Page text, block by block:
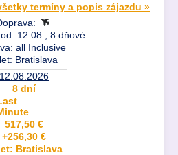
termíny a popis zájazdu »
12.08., 8 dňové
all Inclusive
Bratislava
12.08.2026
8 dní
517,50 €
+256,30 €
Bratislava